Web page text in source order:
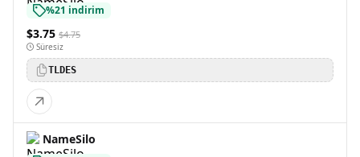
%21 indirim
$3.75 $4.75
Süresiz
TLDES
NameSilo